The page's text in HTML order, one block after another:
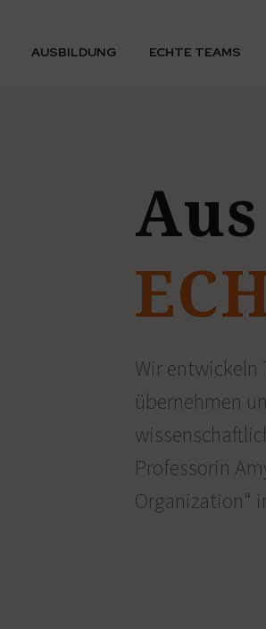
AUSBILDUNG ECHTE TEAMS
Aus
Wir entwickeln
übernehmen
Professorin
Organization“